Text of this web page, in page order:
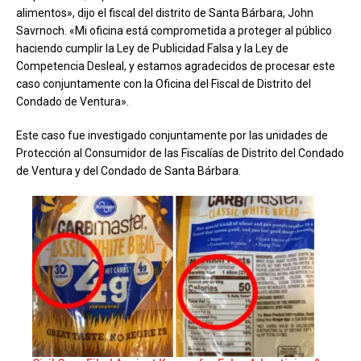
alimentos», dijo el fiscal del distrito de Santa Bárbara, John
Savrnoch. «Mi oficina está comprometida a proteger al público
haciendo cumplir la Ley de Publicidad Falsa y la Ley de
Competencia Desleal, y estamos agradecidos de procesar este
caso conjuntamente con la Oficina del Fiscal de Distrito del
Condado de Ventura».
Este caso fue investigado conjuntamente por las unidades de
Protección al Consumidor de las Fiscalías de Distrito del Condado
de Ventura y del Condado de Santa Bárbara.